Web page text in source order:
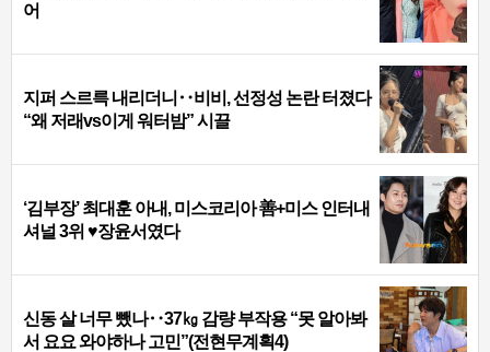
어
지퍼 스르륵 내리더니‥비비, 선정성 논란 터졌다
“왜 저래vs이게 워터밤” 시끌
‘김부장’ 최대훈 아내, 미스코리아 善+미스 인터내
셔널 3위 ♥장윤서였다
신동 살 너무 뺐나‥37㎏ 감량 부작용 “못 알아봐
서 요요 와야하나 고민”(전현무계획4)